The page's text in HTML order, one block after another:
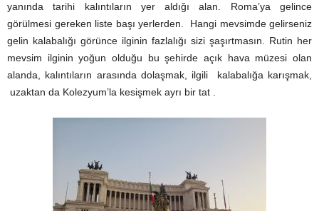
yanında tarihi kalıntıların yer aldığı alan. Roma’ya gelince
görülmesi gereken liste başı yerlerden. Hangi mevsimde gelirseniz
gelin kalabalığı görünce ilginin fazlalığı sizi şaşırtmasın. Rutin her
mevsim ilginin yoğun olduğu bu şehirde açık hava müzesi olan
alanda, kalıntıların arasında dolaşmak, ilgili kalabalığa karışmak,
uzaktan da Kolezyum’la kesişmek ayrı bir tat .